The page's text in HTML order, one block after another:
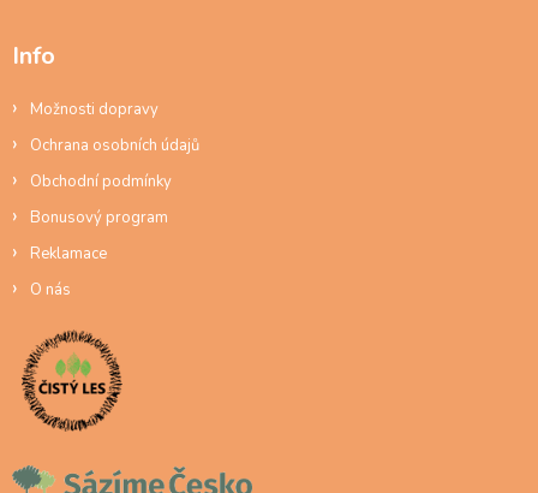
Info
Možnosti dopravy
Ochrana osobních údajů
Obchodní podmínky
Bonusový program
Reklamace
O nás